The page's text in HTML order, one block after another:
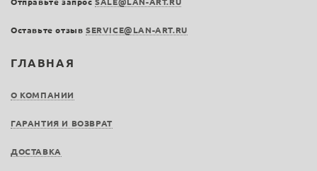
ГЛАВНАЯ
О КОМПАНИИ
ГАРАНТИЯ И ВОЗВРАТ
ДОСТАВКА
Оставьте отзыв SERVICE@LAN-ART.RU